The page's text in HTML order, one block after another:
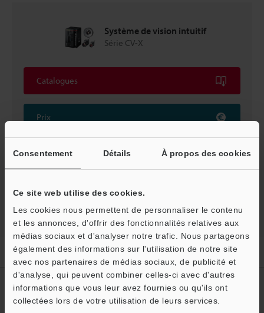
Consentement Détails À propos des cookies
Ce site web utilise des cookies.
Les cookies nous permettent de personnaliser le contenu
et les annonces, d'offrir des fonctionnalités relatives aux
médias sociaux et d'analyser notre trafic. Nous partageons
également des informations sur l'utilisation de notre site
avec nos partenaires de médias sociaux, de publicité et
d'analyse, qui peuvent combiner celles-ci avec d'autres
informations que vous leur avez fournies ou qu'ils ont
collectées lors de votre utilisation de leurs services.
Système de vision intuitif
Série CV-X
Catalogues
Prix
application »
Accueil Solutions Détection d'anneaux de retenue
Créez votre compte KEYENCE
Inscrivez-vous maintenant!